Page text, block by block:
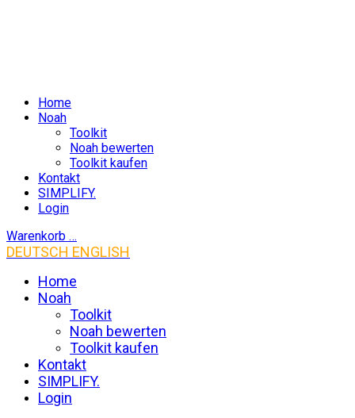
Home
Noah
Toolkit
Noah bewerten
Toolkit kaufen
Kontakt
SIMPLIFY.
Login
Warenkorb …
DEUTSCH ENGLISH
Home
Noah
Toolkit
Noah bewerten
Toolkit kaufen
Kontakt
SIMPLIFY.
Login